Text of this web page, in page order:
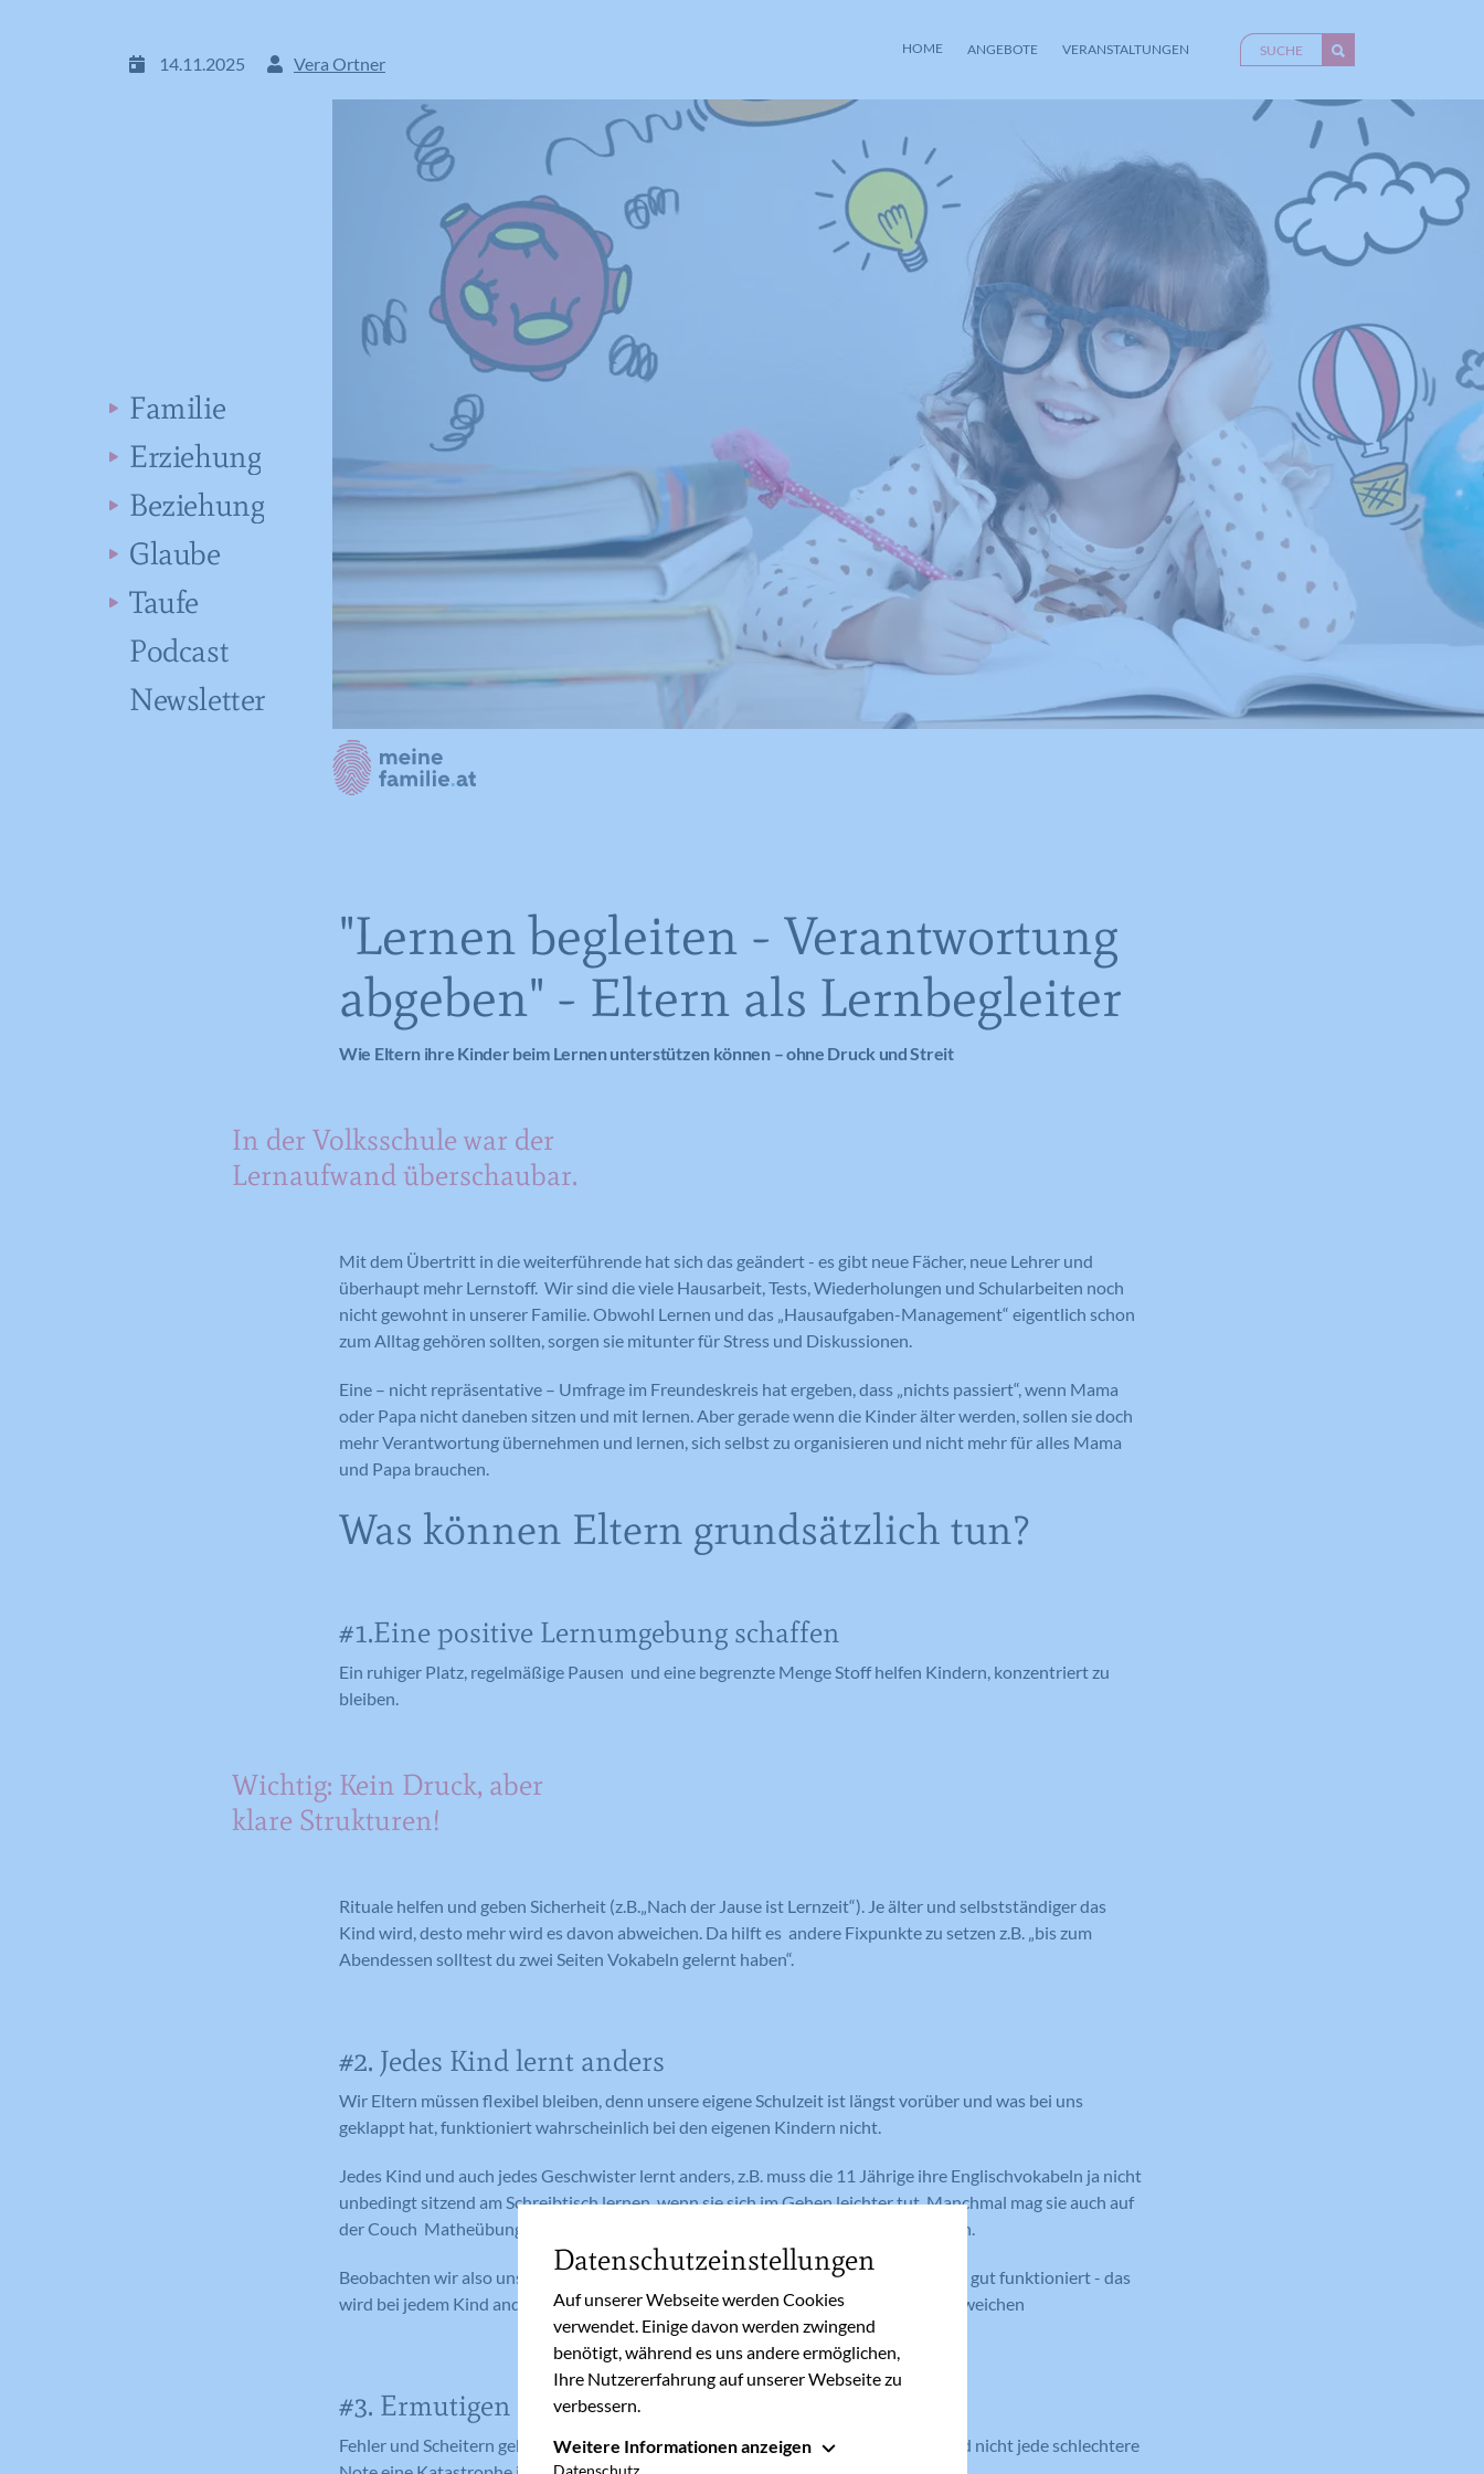
HOME ANGEBOTE VERANSTALTUNGEN
14.11.2025 Vera Ortner
Familie
Erziehung
Beziehung
Glaube
Taufe
Podcast
Newsletter
"Lernen begleiten - Verantwortung
abgeben" - Eltern als Lernbegleiter
Wie Eltern ihre Kinder beim Lernen unterstützen können – ohne Druck und Streit
In der Volksschule war der
Lernaufwand überschaubar.
Mit dem Übertritt in die weiterführende hat sich das geändert - es gibt neue Fächer, neue Lehrer und
überhaupt mehr Lernstoff. Wir sind die viele Hausarbeit, Tests, Wiederholungen und Schularbeiten noch
nicht gewohnt in unserer Familie. Obwohl Lernen und das „Hausaufgaben-Management“ eigentlich schon
zum Alltag gehören sollten, sorgen sie mitunter für Stress und Diskussionen.
Eine – nicht repräsentative – Umfrage im Freundeskreis hat ergeben, dass „nichts passiert“, wenn Mama
oder Papa nicht daneben sitzen und mit lernen. Aber gerade wenn die Kinder älter werden, sollen sie doch
mehr Verantwortung übernehmen und lernen, sich selbst zu organisieren und nicht mehr für alles Mama
und Papa brauchen.
Was können Eltern grundsätzlich tun?
#1.Eine positive Lernumgebung schaffen
Ein ruhiger Platz, regelmäßige Pausen und eine begrenzte Menge Stoff helfen Kindern, konzentriert zu
bleiben.
Wichtig: Kein Druck, aber
klare Strukturen!
Rituale helfen und geben Sicherheit (z.B.„Nach der Jause ist Lernzeit“). Je älter und selbstständiger das
Kind wird, desto mehr wird es davon abweichen. Da hilft es andere Fixpunkte zu setzen z.B. „bis zum
Abendessen solltest du zwei Seiten Vokabeln gelernt haben“.
#2. Jedes Kind lernt anders
Wir Eltern müssen flexibel bleiben, denn unsere eigene Schulzeit ist längst vorüber und was bei uns
geklappt hat, funktioniert wahrscheinlich bei den eigenen Kindern nicht.
Jedes Kind und auch jedes Geschwister lernt anders, z.B. muss die 11 Jährige ihre Englischvokabeln ja nicht
unbedingt sitzend am Schreibtisch lernen, wenn sie sich im Gehen leichter tut. Manchmal mag sie auch auf
der Couch Matheübungen durchdenken oder in Lieder verpackt vor sich hin trällern.
Beobachten wir also unsere Kinder und probieren gemeinsam aus, welche Methode gut funktioniert - das
wird bei jedem Kind anders sein. Da dürfen wir ruhig von unseren Vorstellungen abweichen
#3. Ermutigen statt kritisieren
Fehler und Scheitern gehören zum Lernen dazu. Wenn Eltern gelassen reagieren und nicht jede schlechtere
Datenschutzeinstellungen
Auf unserer Webseite werden Cookies
verwendet. Einige davon werden zwingend
benötigt, während es uns andere ermöglichen,
Ihre Nutzererfahrung auf unserer Webseite zu
verbessern.
Essenziell
Weitere Informationen anzeigen
Datenschutz